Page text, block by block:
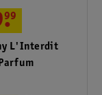
L'Interdit
.
99